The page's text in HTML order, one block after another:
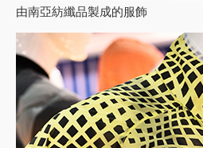
由南亞紡纖品製成的服飾